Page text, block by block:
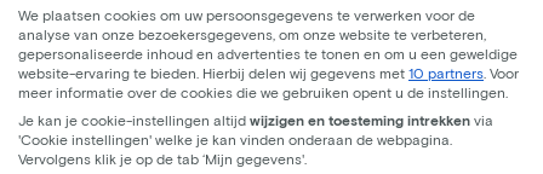
Bike Totaal Geurts Tweewielers Nijkerk
Vrijheidslaan 2
We plaatsen cookies om uw persoonsgegevens te verwerken voor de
analyse van onze bezoekersgegevens, om onze website te verbeteren,
gepersonaliseerde inhoud en advertenties te tonen en om u een geweldige
website-ervaring te bieden. Hierbij delen wij gegevens met 10 partners . Voor
meer informatie over de cookies die we gebruiken opent u de instellingen.
Je kan je cookie-instellingen altijd wijzigen en toesteming intrekken via
'Cookie instellingen' welke je kan vinden onderaan de webpagina.
Vervolgens klik je op de tab ‘Mijn gegevens'.